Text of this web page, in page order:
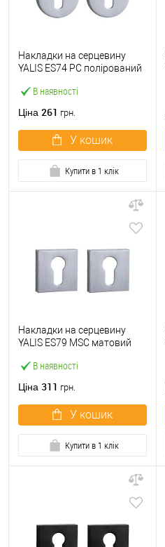
В наявності
Накладки на серцевину
YALIS ES74 PC полірований
Ціна 261 грн.
У кошик
Купити в 1 клік
В наявності
Накладки на серцевину
YALIS ES79 MSC матовий
Ціна 311 грн.
У кошик
Купити в 1 клік